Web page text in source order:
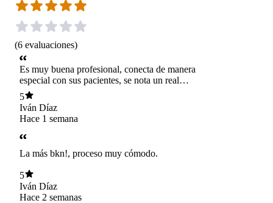
(6 evaluaciones)
Es muy buena profesional, conecta de manera
especial con sus pacientes, se nota un real
interés. Prometo cambiar la bolsa por algo más
robusto.
5
Iván Díaz
Hace 1 semana
La más bkn!, proceso muy cómodo.
5
Iván Díaz
Hace 2 semanas